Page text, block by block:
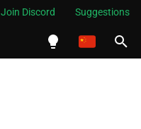
Join Discord Suggestions